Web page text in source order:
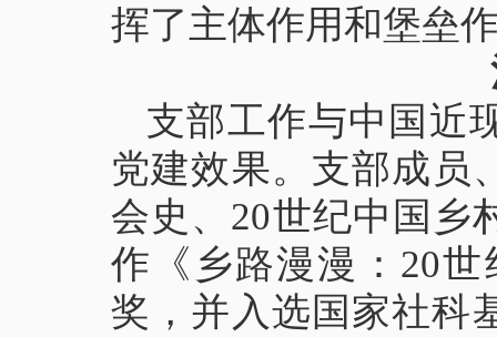
挥了主体作用和堡垒
支部工作与中国近
党建效果。支部成员
会史、20世纪中国乡
作《乡路漫漫：20世
奖，并入选国家社科